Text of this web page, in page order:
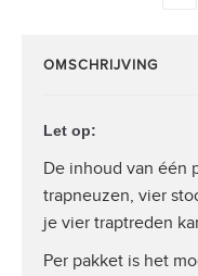
OMSCHRIJVING
Let op:
De inhoud van één
trapneuzen, vier
je vier traptreden
Per pakket is het